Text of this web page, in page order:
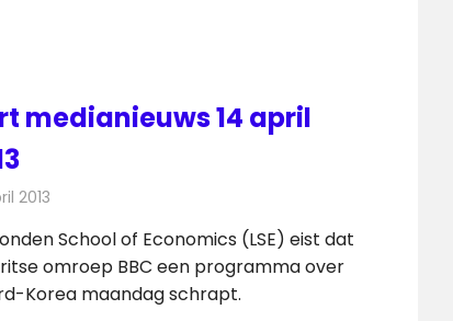
medianieuws 14 april
2013
School of Economics (LSE) eist dat
omroep BBC een programma over
Korea maandag schrapt.